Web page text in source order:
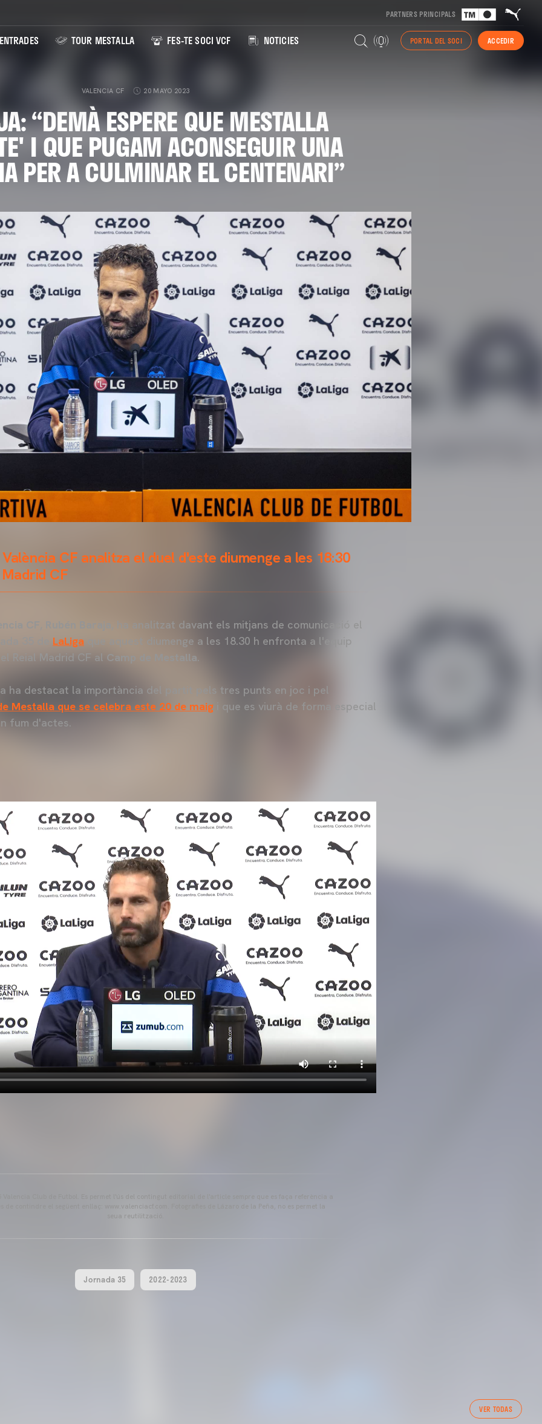
PARTNERS PRINCIPALS
ENTRADES TOUR MESTALLA FES-TE SOCI VCF NOTICIES PORTAL DEL SOCI ACCEDIR
VALENCIA CF 20 MAYO 2023
“DEMÀ ESPERE QUE MESTALLA
I QUE PUGAM ACONSEGUIR UNA
PER A CULMINAR EL CENTENARI”
CF analitza el duel d'este diumenge a les 18:30
CF
, ha analitzat davant els mitjans de comunicació el
LaLiga que aquest diumenge a les 18.30 h enfronta a l'equip
Reial Madrid CF al Camp de Mestalla.
ha destacat la importància del partit pels tres punts en joc i pel
Mestalla que se celebra este 20 de maig i que es viurà de forma especial
fum d'actes.
de contindre el següent enllaç: www.valenciacf.com. Fotografies de Lázaro de la Peña, no es permet la
seua reutilització.
Jornada 35 2022-2023
VER TODAS